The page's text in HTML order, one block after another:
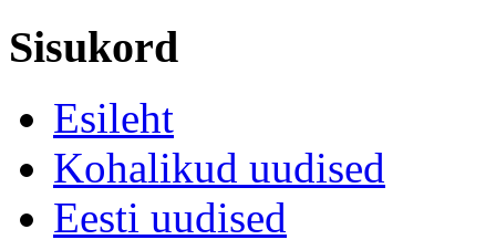
Sisukord
Esileht
Kohalikud uudised
Eesti uudised